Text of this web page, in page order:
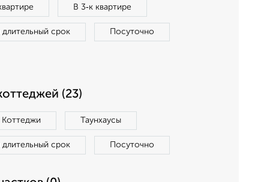
В 3‑к квартире
длительный срок Посуточно
(23)
Коттеджи Таунхаусы
длительный срок Посуточно